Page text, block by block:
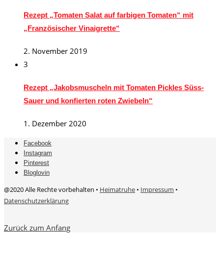
Rezept „Tomaten Salat auf farbigen Tomaten“ mit
„Französischer Vinaigrette“
2. November 2019
3
Rezept „Jakobsmuscheln mit Tomaten Pickles Süss-
Sauer und konfierten roten Zwiebeln“
1. Dezember 2020
Facebook
Instagram
Pinterest
Bloglovin
@2020 Alle Rechte vorbehalten • Heimatruhe • Impressum •
Datenschutzerklärung
Zurück zum Anfang